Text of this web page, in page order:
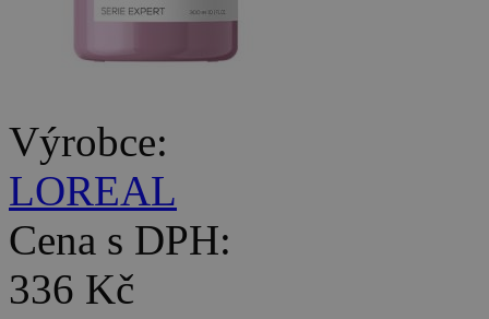
Výrobce:
LOREAL
Cena s DPH:
336 Kč